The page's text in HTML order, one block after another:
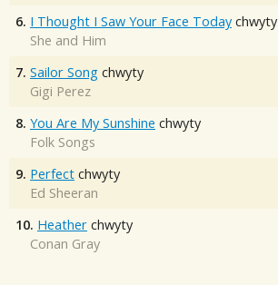
6. I Thought I Saw Your Face Today chwyty
She and Him
7. Sailor Song chwyty
Gigi Perez
8. You Are My Sunshine chwyty
Folk Songs
9. Perfect chwyty
Ed Sheeran
10. Heather chwyty
Conan Gray